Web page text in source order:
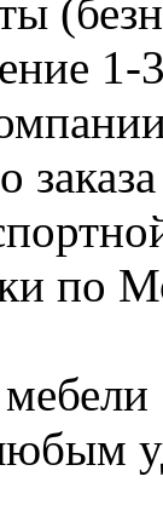
по
любым